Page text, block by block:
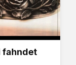
fahndet